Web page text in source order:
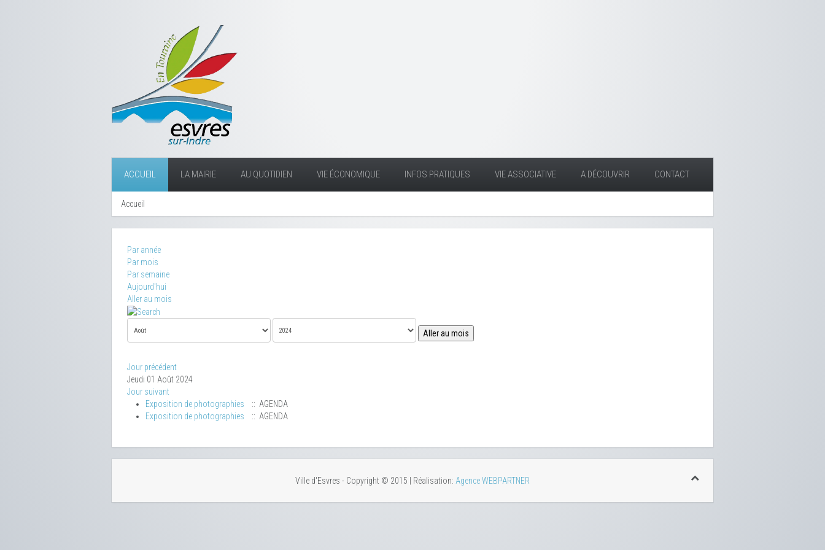
ACCUEIL LA MAIRIE AU QUOTIDIEN VIE ÉCONOMIQUE INFOS PRATIQUES VIE ASSOCIATIVE A DÉCOUVRIR CONTACT
Accueil
Par année
Par mois
Par semaine
Aujourd'hui
Aller au mois
Aller au mois
Jour précédent
Jeudi 01 Août 2024
Jour suivant
Exposition de photographies
:: AGENDA
Exposition de photographies
:: AGENDA
Ville d'Esvres - Copyright © 2015 | Réalisation: Agence WEBPARTNER